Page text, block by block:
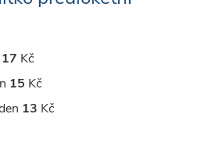
17 Kč
15 Kč
13 Kč